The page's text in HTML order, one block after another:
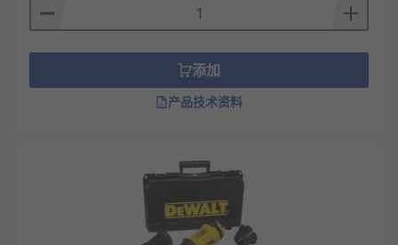
添加
产品技术资料